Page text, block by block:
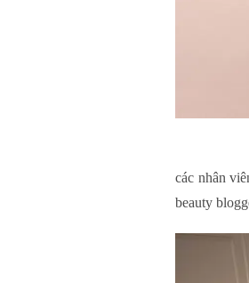
các nhân
beauty